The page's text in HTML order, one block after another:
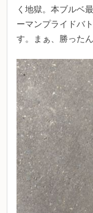
く地獄。本ブルベ
ーマンプライドバ
す。まぁ、勝った